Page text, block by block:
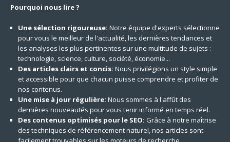
Pourquoi nous lire ?
Une sélection rigoureuse: Notre équipe d'experts sélectionne
pour vous le meilleur de l'actualité, les dernières tendances et
les analyses les plus pertinentes sur une multitude de sujets :
technologie, science, culture, société, économie...
Des articles clairs et concis: Nous privilégions un style simple
et accessible pour que chacun puisse comprendre et profiter de
nos contenus.
Une mise à jour régulière: Nous sommes à l'affût des
dernières nouveautés pour vous tenir informé en temps réel.
Des contenus optimisés pour le SEO: Grâce à notre maîtrise
des techniques de référencement naturel, nos articles sont